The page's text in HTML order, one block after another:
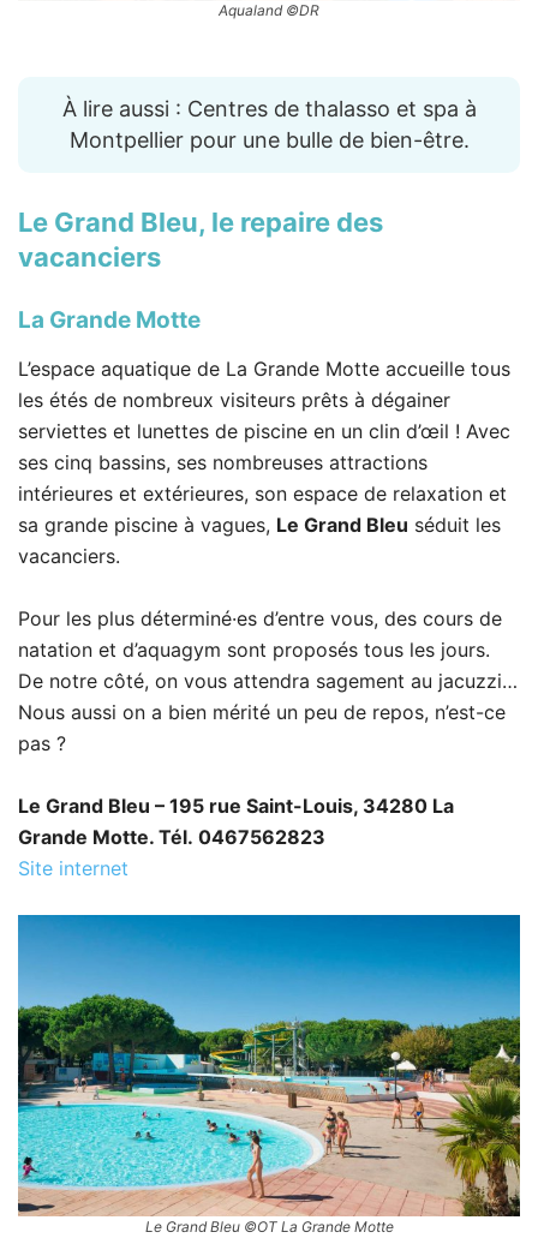
Aqualand ©DR
À lire aussi : Centres de thalasso et spa à
Montpellier pour une bulle de bien-être.
Le Grand Bleu, le repaire des
vacanciers
La Grande Motte
L’espace aquatique de La Grande Motte accueille tous
les étés de nombreux visiteurs prêts à dégainer
serviettes et lunettes de piscine en un clin d’œil ! Avec
ses cinq bassins, ses nombreuses attractions
intérieures et extérieures, son espace de relaxation et
sa grande piscine à vagues, Le Grand Bleu séduit les
vacanciers.
Pour les plus déterminé·es d’entre vous, des cours de
natation et d’aquagym sont proposés tous les jours.
De notre côté, on vous attendra sagement au jacuzzi…
Nous aussi on a bien mérité un peu de repos, n’est-ce
pas ?
Le Grand Bleu – 195 rue Saint-Louis, 34280 La
Grande Motte. Tél. 0467562823
Site internet
Le Grand Bleu ©OT La Grande Motte